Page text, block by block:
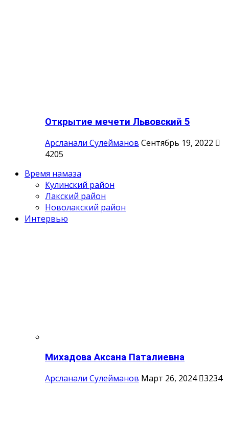
Открытие мечети Львовский 5
Арсланали Сулейманов Сентябрь 19, 2022
4205
Время намаза
Кулинский район
Лакский район
Новолакский район
Интервью
Михадова Аксана Паталиевна
Арсланали Сулейманов Март 26, 2024 3234